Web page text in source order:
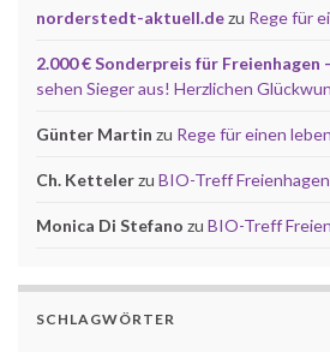
norderstedt-aktuell.dezu Rege für
2.000 € Sonderpreis für Freienhagen
sehen Sieger aus! Herzlichen
Günter Martin zu Rege für einen
Ch. Kettelerzu BIO-Treff
Monica Di Stefano zu BIO-Treff
SCHLAGWÖRTER